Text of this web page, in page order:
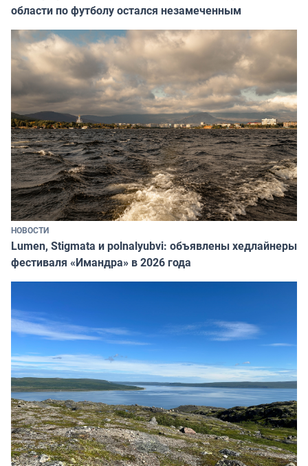
области по футболу остался незамеченным
НОВОСТИ
Lumen, Stigmata и polnalyubvi: объявлены хедлайнеры
фестиваля «Имандра» в 2026 года